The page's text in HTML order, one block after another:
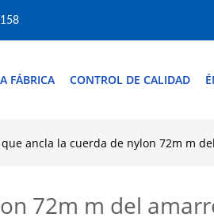
FÁBRICA CONTROL DE CALIDAD
que ancla la cuerda de nylon 72m m
72m m del